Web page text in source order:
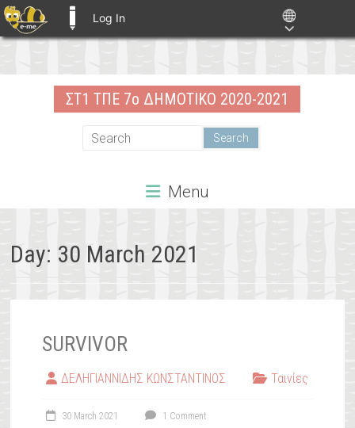
Log In
ΣΤ1 ΤΠΕ 7ο ΔΗΜΟΤΙΚΟ 2020-2021
Menu
Day: 30 March 2021
SURVIVOR
ΔΕΛΗΓΙΑΝΝΙΔΗΣ ΚΩΝΣΤΑΝΤΙΝΟΣ Ταινίες
30 March 2021 1 Comment